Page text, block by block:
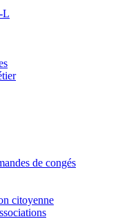
L
de congés
citoyenne